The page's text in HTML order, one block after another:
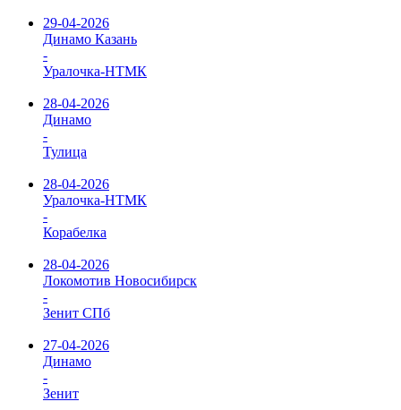
29-04-2026
Динамо Казань
-
Уралочка-НТМК
28-04-2026
Динамо
-
Тулица
28-04-2026
Уралочка-НТМК
-
Корабелка
28-04-2026
Локомотив Новосибирск
-
Зенит СПб
27-04-2026
Динамо
-
Зенит